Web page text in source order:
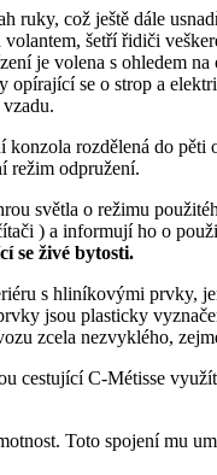
což ještě dále
šetří řidiči
je volena s ohledem
se o strop a
rozdělená do
režim odpružení.
světla o režimu
) a informují ho o
se živé bytosti.
s hliníkovými prvky,
jsou plasticky
zcela nezvyklého,
cestující C-Métisse
Toto spojení mu